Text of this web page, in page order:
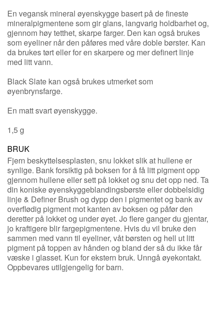
En vegansk mineral øyenskygge basert på de fineste
mineralpigmentene som gir glans, langvarig holdbarhet og,
gjennom høy tetthet, skarpe farger. Den kan også brukes
som eyeliner når den påføres med våre doble børster. Kan
da brukes tørt eller for en skarpere og mer definert linje
med litt vann.
Black Slate kan også brukes utmerket som
øyenbrynsfarge.
En matt svart øyenskygge.
1,5 g
BRUK
Fjern beskyttelsesplasten, snu lokket slik at hullene er
synlige. Bank forsiktig på boksen for å få litt pigment opp
gjennom hullene eller sett på lokket og snu det opp ned. Ta
din koniske øyenskyggeblandingsbørste eller dobbelsidig
linje & Definer Brush og dypp den i pigmentet og bank av
overflødig pigment mot kanten av boksen og påfør den
deretter på lokket og under øyet. Jo flere ganger du gjentar,
jo kraftigere blir fargepigmentene. Hvis du vil bruke den
sammen med vann til eyeliner, våt børsten og hell ut litt
pigment på toppen av hånden og bland der så du ikke får
væske i glasset. Kun for ekstern bruk. Unngå øyekontakt.
Oppbevares utilgjengelig for barn.